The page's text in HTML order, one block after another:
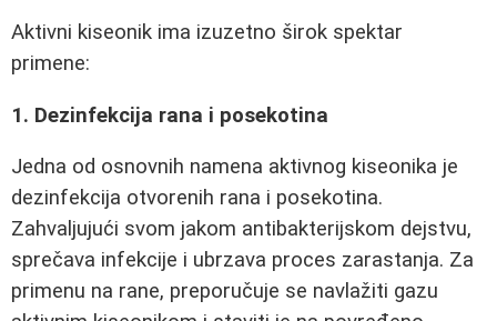
Aktivni kiseonik ima izuzetno širok spektar
primene:
1. Dezinfekcija rana i posekotina
Jedna od osnovnih namena aktivnog kiseonika je
dezinfekcija otvorenih rana i posekotina.
Zahvaljujući svom jakom antibakterijskom dejstvu,
sprečava infekcije i ubrzava proces zarastanja. Za
primenu na rane, preporučuje se navlažiti gazu